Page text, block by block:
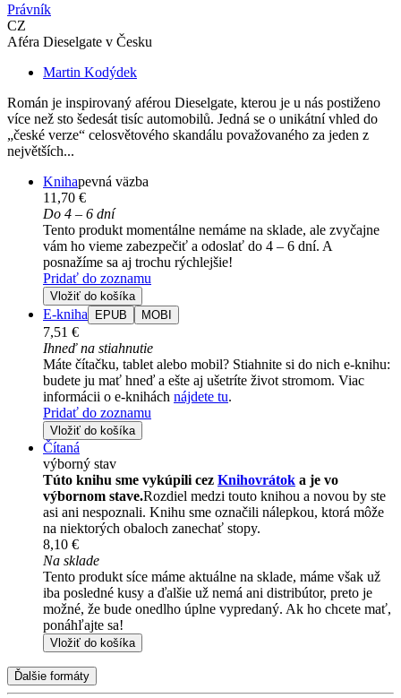
Právník
CZ
Aféra Dieselgate v Česku
Martin Kodýdek
Román je inspirovaný aférou Dieselgate, kterou je u nás postiženo
více než sto šedesát tisíc automobilů. Jedná se o unikátní vhled do
„české verze“ celosvětového skandálu považovaného za jeden z
největších...
Knihapevná väzba
11,70 €
Do 4 – 6 dní
Tento produkt momentálne nemáme na sklade, ale zvyčajne
vám ho vieme zabezpečiť a odoslať do 4 – 6 dní. A
posnažíme sa aj trochu rýchlejšie!
Pridať do zoznamu
Vložiť do košíka
E-kniha EPUB MOBI
7,51 €
Ihneď na stiahnutie
Máte čítačku, tablet alebo mobil? Stiahnite si do nich e-knihu:
budete ju mať hneď a ešte aj ušetríte život stromom. Viac
informácii o e-knihách nájdete tu.
Pridať do zoznamu
Vložiť do košíka
Čítaná
výborný stav
Túto knihu sme vykúpili cez Knihovrátok a je vo
výbornom stave.Rozdiel medzi touto knihou a novou by ste
asi ani nespoznali. Knihu sme označili nálepkou, ktorá môže
na niektorých obaloch zanechať stopy.
8,10 €
Na sklade
Tento produkt síce máme aktuálne na sklade, máme však už
iba posledné kusy a ďalšie už nemá ani distribútor, preto je
možné, že bude onedlho úplne vypredaný. Ak ho chcete mať,
ponáhľajte sa!
Vložiť do košíka
Ďalšie formáty